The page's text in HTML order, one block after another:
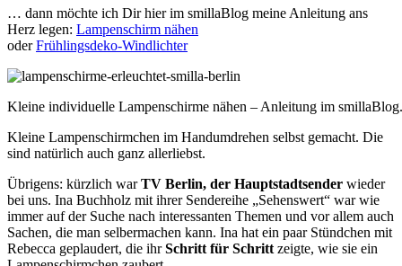
… dann möchte ich Dir hier im smillaBlog meine Anleitung ans
Herz legen: Lampenschirm nähen
oderFrühlingsdeko-Windlichter
Kleine individuelle Lampenschirme nähen – Anleitung im smillaBlog.
Kleine Lampenschirmchen im Handumdrehen selbst gemacht. Die
sind natürlich auch ganz allerliebst.
Übrigens: kürzlich warTV Berlin, der Hauptstadtsender wieder
bei uns. Ina Buchholz mit ihrer Sendereihe „Sehenswert“ war wie
immer auf der Suche nach interessanten Themen und vor allem auch
Sachen, die man selbermachen kann. Ina hat ein paar Stündchen mit
Rebecca geplaudert, die ihrSchritt für Schrittzeigte, wie sie ein